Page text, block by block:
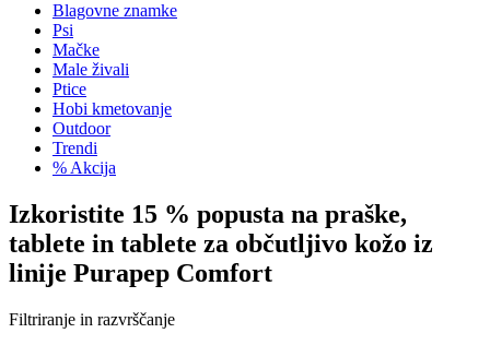
Blagovne znamke
Psi
Mačke
Male živali
Ptice
Hobi kmetovanje
Outdoor
Trendi
% Akcija
Izkoristite 15 % popusta na praške,
tablete in tablete za občutljivo kožo iz
linije Purapep Comfort
Filtriranje in razvrščanje